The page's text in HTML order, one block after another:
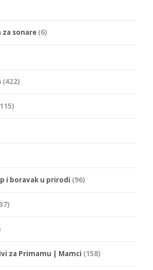
za sonare (6)
(422)
i boravak u prirodi (96)
za Primamu | Mamci (158)